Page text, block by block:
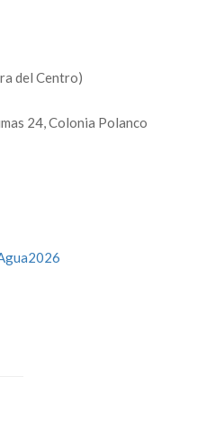
del Centro)
24, Colonia Polanco